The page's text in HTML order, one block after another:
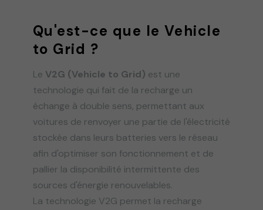
Qu'est-ce que le Vehicle
to Grid ?
Le V2G (Vehicle to Grid) est une
technologie qui fait de la recharge un
échange à double sens, permettant aux
voitures de renvoyer une partie de l'électricité
stockée dans leurs batteries vers le réseau
afin d'optimiser son fonctionnement et de
pallier la disponibilité intermittente des
sources d'énergie renouvelables.
La technologie V2G permet la recharge